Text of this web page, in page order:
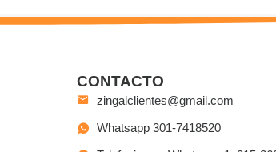
CONTACTO
zingalclientes@gmail.com
Whatsapp 301-7418520